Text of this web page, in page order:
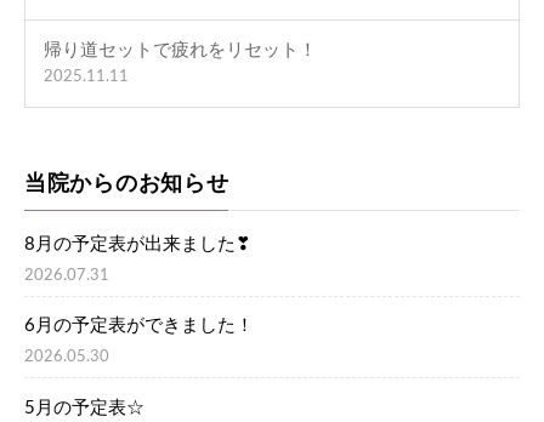
帰り道セットで疲れをリセット！
2025.11.11
当院からのお知らせ
8月の予定表が出来ました❣
2026.07.31
6月の予定表ができました！
2026.05.30
5月の予定表☆